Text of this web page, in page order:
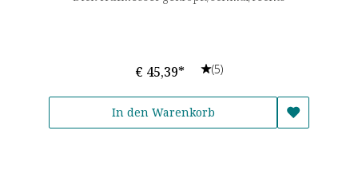
€ 45,39* (5)
In den Warenkorb